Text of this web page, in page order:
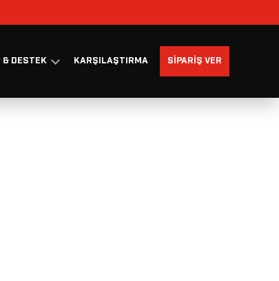
& DESTEK KARŞILAŞTIRMA SIPARIŞ VER